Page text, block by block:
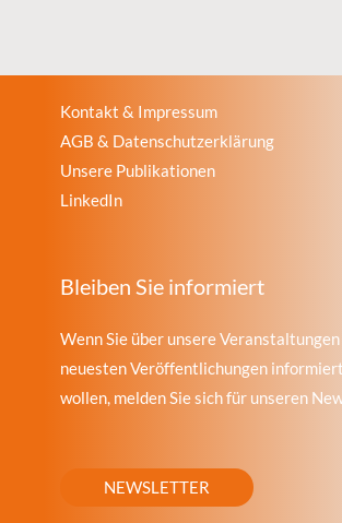
Kontakt & Impressum
AGB & Datenschutzerklärung
Unsere Publikationen
LinkedIn
Bleiben Sie informiert
Wenn Sie über unsere Veranstaltungen
neuesten Veröffentlichungen
wollen, melden Sie sich für unseren
NEWSLETTER